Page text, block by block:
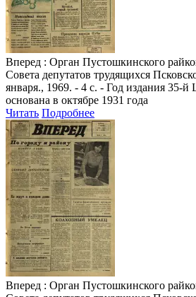
Вперед : Орган Пустошкинского
Совета депутатов трудящихся
января., 1969. - 4 с. - Год издания 35-й
основана в октябре 1931 года
Читать Подробнее
Вперед : Орган Пустошкинского